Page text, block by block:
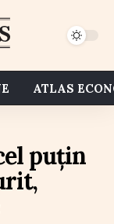
ATLAS
puțin